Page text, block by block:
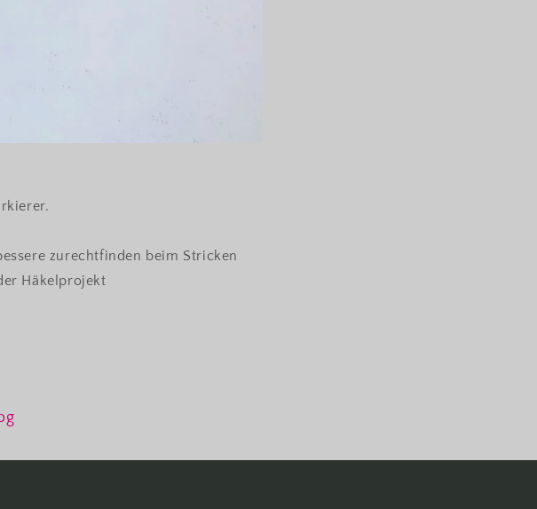
zurechtfinden beim Stricken
Häkelprojekt